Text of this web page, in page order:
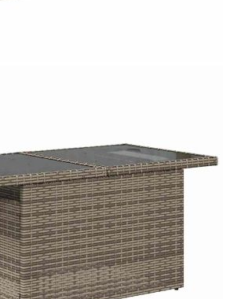
from credit institutions
е с информационна цел.
в количката си с бутона "Добави в
ще можете да изберете броя
informativ. Adăugați produsul în
unde veți putea selecta detaliile